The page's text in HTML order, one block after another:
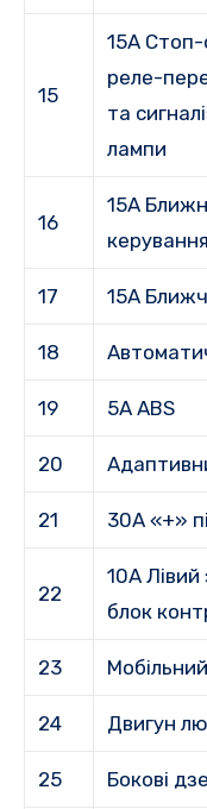
15
15A
реле-
та
лампи
16
15A
17 15A
18
19 5A ABS
20
21 30А «+»
22
10A Лівий
блок
23
24 Двигун
25 Бокові